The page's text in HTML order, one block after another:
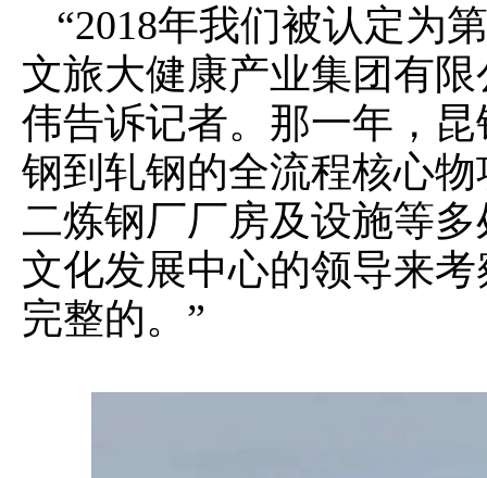
“2018年我们被认定为
文旅大健康产业集团有
伟告诉记者。那一年，
钢到轧钢的全流程核心
二炼钢厂厂房及设施等
文化发展中心的领导来
完整的。”